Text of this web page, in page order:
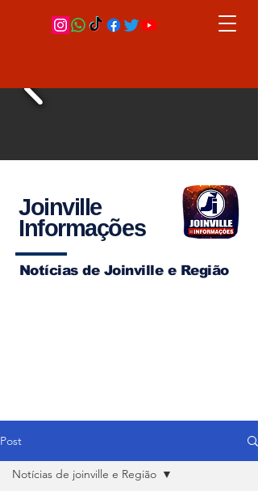
Joinville
Informações
Notícias de Joinville e Região
Post
Notícias de joinville e Região